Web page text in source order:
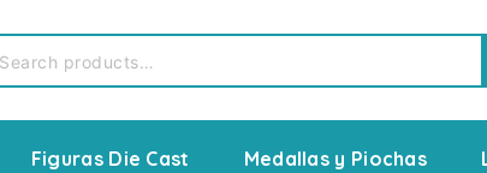
Figuras Die Cast Medallas y Piochas